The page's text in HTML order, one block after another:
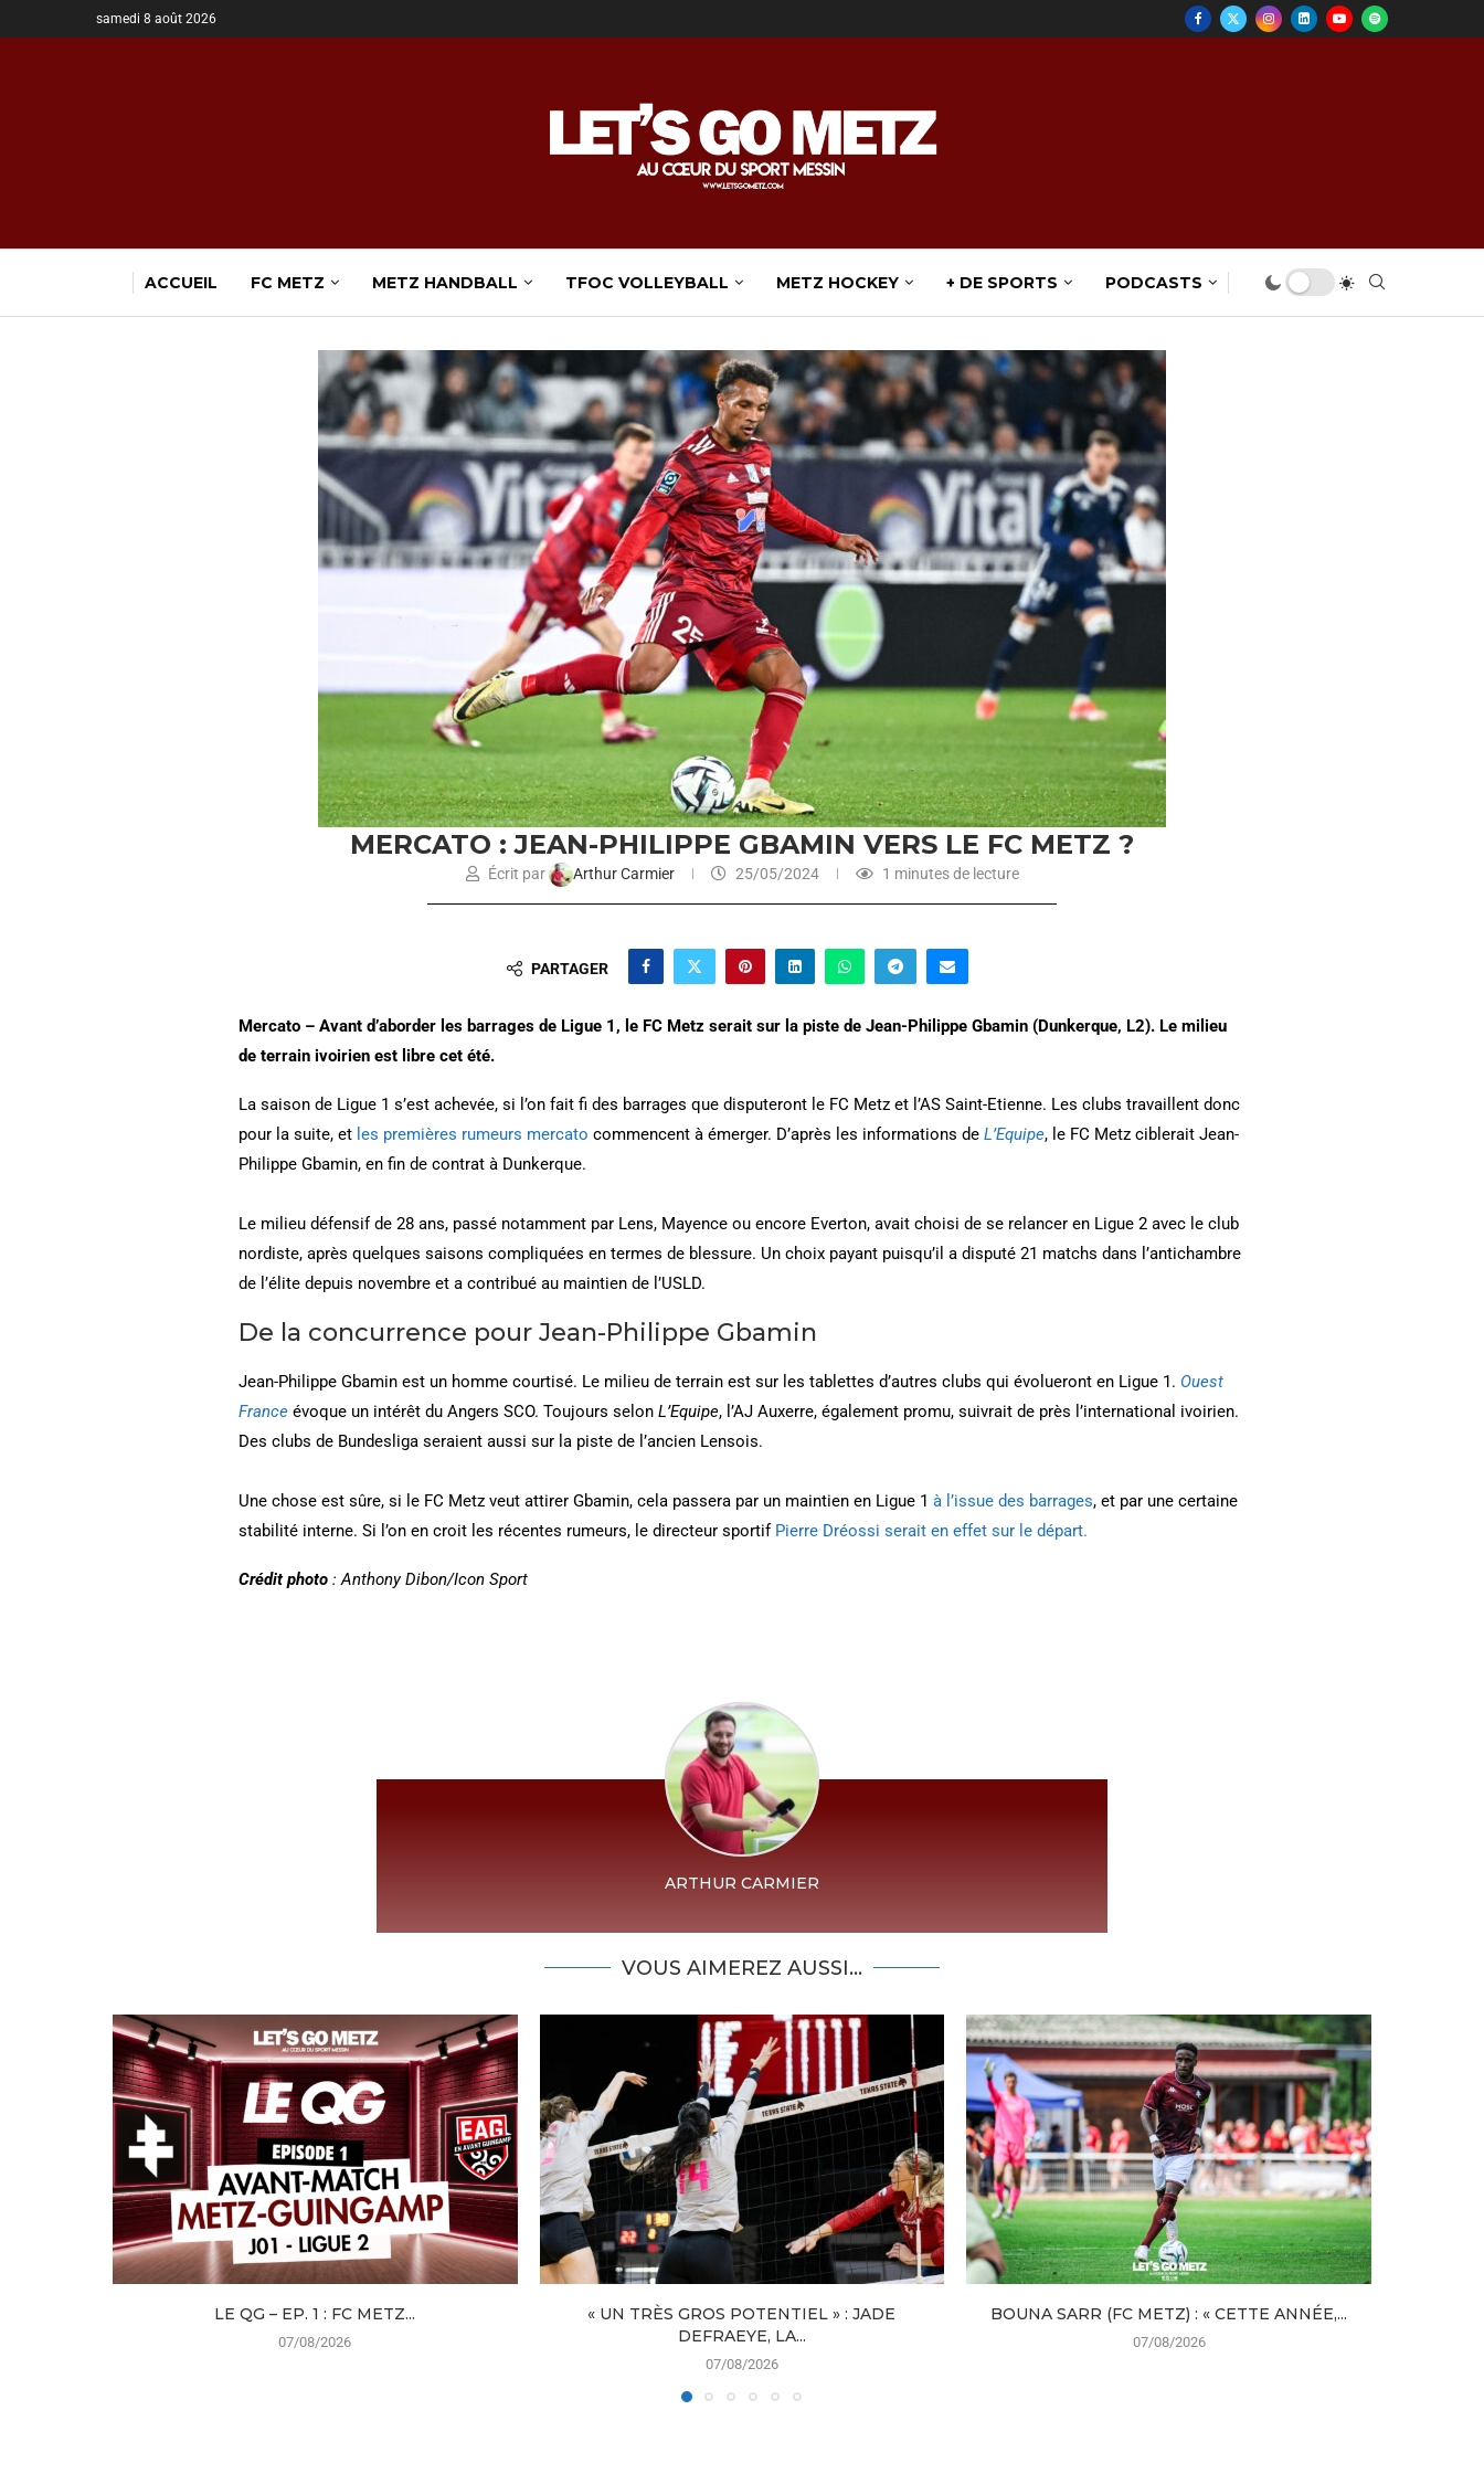
samedi 8 août 2026
ACCUEIL FC METZ METZ HANDBALL TFOC VOLLEYBALL METZ HOCKEY + DE SPORTS PODCASTS
MERCATO : JEAN-PHILIPPE GBAMIN VERS LE FC METZ ?
Écrit par Arthur Carmier 25/05/2024 1 minutes de lecture
PARTAGER
Mercato – Avant d’aborder les barrages de Ligue 1, le FC Metz serait sur la piste de Jean-Philippe Gbamin (Dunkerque, L2). Le milieu
de terrain ivoirien est libre cet été.
La saison de Ligue 1 s’est achevée, si l’on fait fi des barrages que disputeront le FC Metz et l’AS Saint-Etienne. Les clubs travaillent donc
pour la suite, et les premières rumeurs mercato commencent à émerger. D’après les informations de L’Equipe, le FC Metz ciblerait Jean-
Philippe Gbamin, en fin de contrat à Dunkerque.
Le milieu défensif de 28 ans, passé notamment par Lens, Mayence ou encore Everton, avait choisi de se relancer en Ligue 2 avec le club
nordiste, après quelques saisons compliquées en termes de blessure. Un choix payant puisqu’il a disputé 21 matchs dans l’antichambre
de l’élite depuis novembre et a contribué au maintien de l’USLD.
De la concurrence pour Jean-Philippe Gbamin
Jean-Philippe Gbamin est un homme courtisé. Le milieu de terrain est sur les tablettes d’autres clubs qui évolueront en Ligue 1. Ouest
France évoque un intérêt du Angers SCO. Toujours selon L’Equipe, l’AJ Auxerre, également promu, suivrait de près l’international ivoirien.
Des clubs de Bundesliga seraient aussi sur la piste de l’ancien Lensois.
Une chose est sûre, si le FC Metz veut attirer Gbamin, cela passera par un maintien en Ligue 1 à l’issue des barrages, et par une certaine
stabilité interne. Si l’on en croit les récentes rumeurs, le directeur sportif Pierre Dréossi serait en effet sur le départ.
Crédit photo : Anthony Dibon/Icon Sport
ARTHUR CARMIER
VOUS AIMEREZ AUSSI...
LE QG – EP. 1 : FC METZ...
07/08/2026
« UN TRÈS GROS POTENTIEL » : JADE
DEFRAEYE, LA...
07/08/2026
BOUNA SARR (FC METZ) : « CETTE ANNÉE,...
07/08/2026